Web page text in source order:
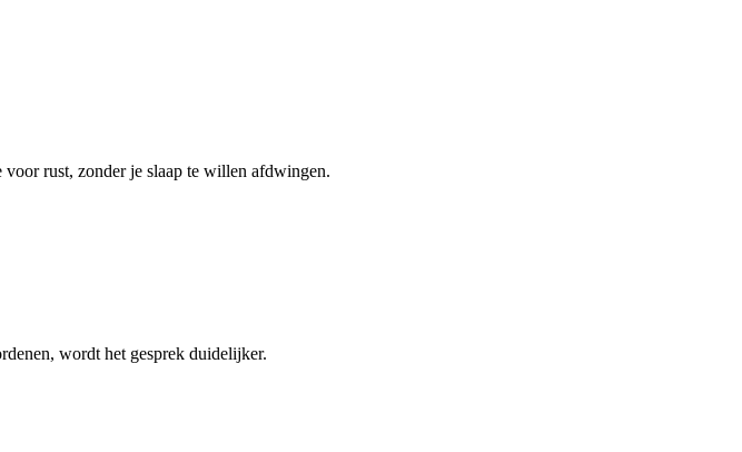
voor rust, zonder je slaap te willen afdwingen.
wordt het gesprek duidelijker.